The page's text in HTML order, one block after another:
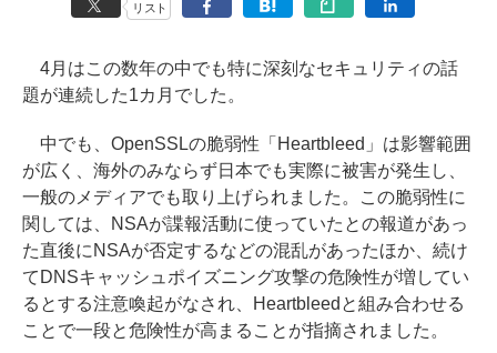
リスト
4月はこの数年の中でも特に深刻なセキュリティの話
題が連続した1カ月でした。
中でも、OpenSSLの脆弱性「Heartbleed」は影響範囲
が広く、海外のみならず日本でも実際に被害が発生し、
一般のメディアでも取り上げられました。この脆弱性に
関しては、NSAが諜報活動に使っていたとの報道があっ
た直後にNSAが否定するなどの混乱があったほか、続け
てDNSキャッシュポイズニング攻撃の危険性が増してい
るとする注意喚起がなされ、Heartbleedと組み合わせる
ことで一段と危険性が高まることが指摘されました。